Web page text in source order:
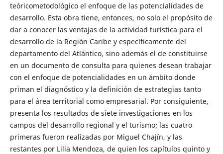
teóricometodológico el enfoque de las potencialidades de
desarrollo. Esta obra tiene, entonces, no solo el propósito de
dar a conocer las ventajas de la actividad turística para el
desarrollo de la Región Caribe y específicamente del
departamento del Atlántico, sino además el de constituirse
en un documento de consulta para quienes desean trabajar
con el enfoque de potencialidades en un ámbito donde
priman el diagnóstico y la definición de estrategias tanto
para el área territorial como empresarial. Por consiguiente,
presenta los resultados de siete investigaciones en los
campos del desarrollo regional y el turismo; las cuatro
primeras fueron realizadas por Miguel Chajín, y las
restantes por Lilia Mendoza, de quien los capítulos quinto y